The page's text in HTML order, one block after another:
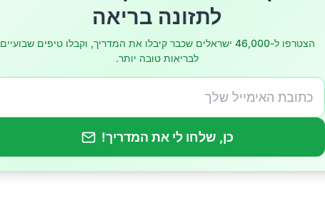
תזונתיים עשירים במגנזיום
להגברת צריכת המגנזיום בתזונה היומיומית
מגנזיום: האם הם נחוצים?
מגנזיום – המינרל שכדאי לשים לב אליו
לתזונה בריאה
הצטרפו ל-46,000 ישראלים שכבר קיבלו את המדריך, וקבלו טיפים שבועיים
לבריאות טובה יותר.
כן, שלחו לי את המדריך!